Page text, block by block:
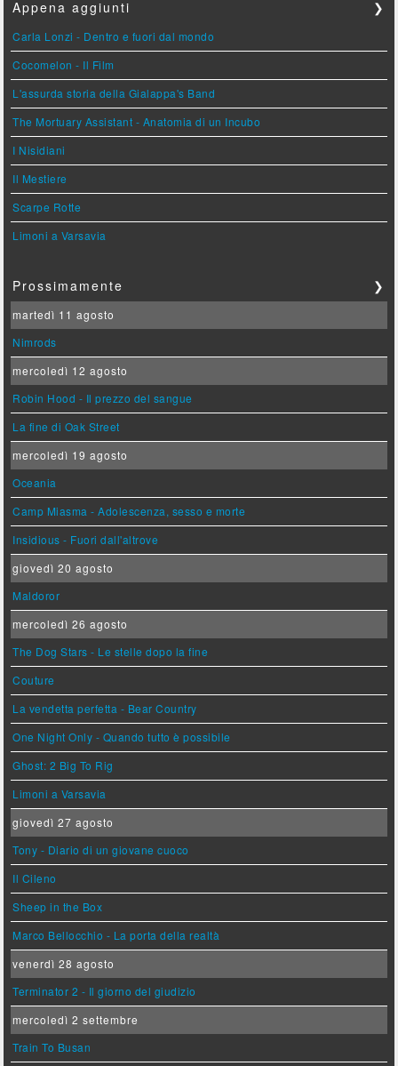
Appena aggiunti ❯
Carla Lonzi - Dentro e fuori dal mondo
Cocomelon - Il Film
L'assurda storia della Gialappa's Band
The Mortuary Assistant - Anatomia di un Incubo
I Nisidiani
Il Mestiere
Scarpe Rotte
Limoni a Varsavia
Prossimamente ❯
martedì 11 agosto
Nimrods
mercoledì 12 agosto
Robin Hood - Il prezzo del sangue
La fine di Oak Street
mercoledì 19 agosto
Oceania
Camp Miasma - Adolescenza, sesso e morte
Insidious - Fuori dall'altrove
giovedì 20 agosto
Maldoror
mercoledì 26 agosto
The Dog Stars - Le stelle dopo la fine
Couture
La vendetta perfetta - Bear Country
One Night Only - Quando tutto è possibile
Ghost: 2 Big To Rig
Limoni a Varsavia
giovedì 27 agosto
Tony - Diario di un giovane cuoco
Il Cileno
Sheep in the Box
Marco Bellocchio - La porta della realtà
venerdì 28 agosto
Terminator 2 - Il giorno del giudizio
mercoledì 2 settembre
Train To Busan